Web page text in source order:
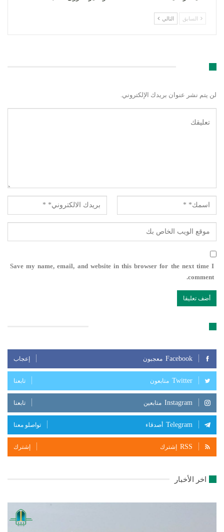
السابق التالي
لن يتم نشر عنوان بريدك الإلكتروني.
Save my name, email, and website in this browser for the next time I
comment.
Facebook معجبون إعجاب
Twitter متابعون تابعنا
Instagram متابعين تابعنا
Telegram أصدقاء تواصلو معنا
RSS إشترك إشترك
اخر الأخبار